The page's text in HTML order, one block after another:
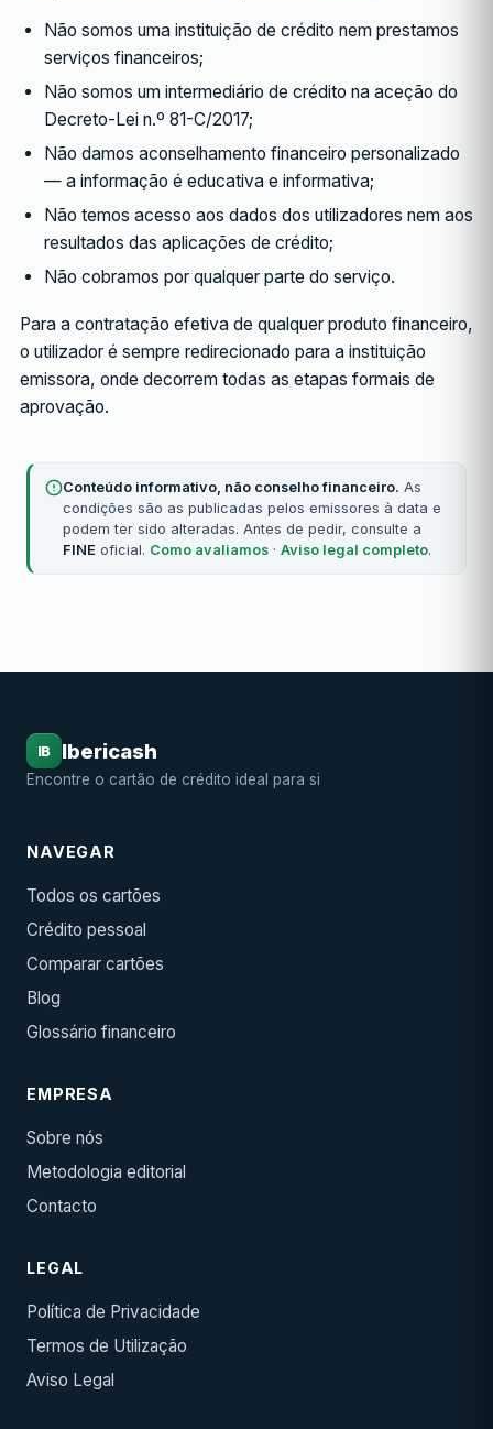
Não somos uma instituição de crédito nem prestamos
serviços financeiros;
Não somos um intermediário de crédito na aceção do
Decreto-Lei n.º 81-C/2017;
Não damos aconselhamento financeiro personalizado
— a informação é educativa e informativa;
Não temos acesso aos dados dos utilizadores nem aos
resultados das aplicações de crédito;
Não cobramos por qualquer parte do serviço.
Para a contratação efetiva de qualquer produto financeiro,
o utilizador é sempre redirecionado para a instituição
emissora, onde decorrem todas as etapas formais de
aprovação.
Conteúdo informativo, não conselho financeiro. As
condições são as publicadas pelos emissores à data e
podem ter sido alteradas. Antes de pedir, consulte a
FINE oficial. Como avaliamos · Aviso legal completo.
IB Ibericash
Encontre o cartão de crédito ideal para si
NAVEGAR
Todos os cartões
Crédito pessoal
Comparar cartões
Blog
Glossário financeiro
EMPRESA
Sobre nós
Metodologia editorial
Contacto
LEGAL
Política de Privacidade
Termos de Utilização
Aviso Legal